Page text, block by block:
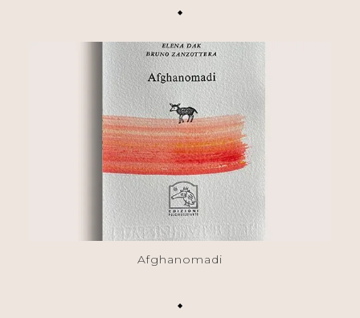
◆
Afghanomadi
◆